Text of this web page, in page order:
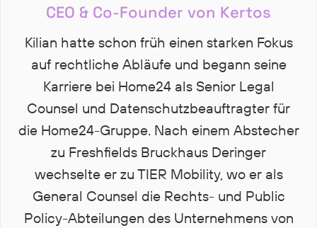
CEO & Co-Founder von Kertos
Kilian hatte schon früh einen starken Fokus
auf rechtliche Abläufe und begann seine
Karriere bei Home24 als Senior Legal
Counsel und Datenschutzbeauftragter für
die Home24-Gruppe. Nach einem Abstecher
zu Freshfields Bruckhaus Deringer
wechselte er zu TIER Mobility, wo er als
General Counsel die Rechts- und Public
Policy-Abteilungen des Unternehmens von